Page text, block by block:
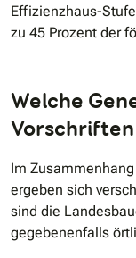
Effizienzhaus-
zu 45 Prozent der
Welche
Im
ergeben sich
sind die
gegebenenfalls